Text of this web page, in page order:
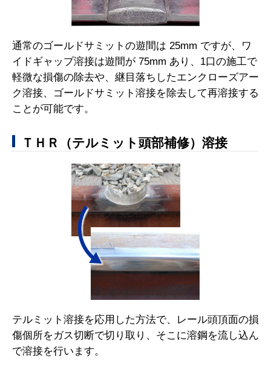
通常のゴールドサミットの遊間は 25mm ですが、ワ
イドギャップ溶接は遊間が 75mm あり、1口の施工で
軽微な損傷の除去や、継目落ちしたエンクローズアー
ク溶接、ゴールドサミット溶接を除去して再溶接する
ことが可能です。
ＴＨＲ（テルミット頭部補修）溶接
テルミット溶接を応用した方法で、レール頭頂面の損
傷個所をガス切断で切り取り、そこに溶鋼を流し込ん
で溶接を行います。